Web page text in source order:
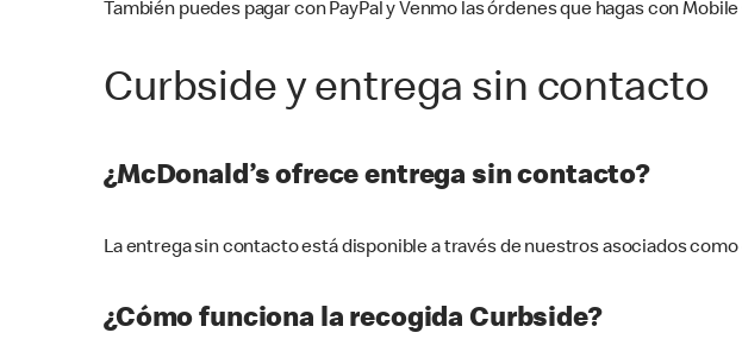
También puedes pagar con PayPal y Venmo las órdenes que hagas con Mobile
Curbside y entrega sin contacto
¿McDonald’s ofrece entrega sin contacto?
La entrega sin contacto está disponible a través de nuestros asociados
¿Cómo funciona la recogida Curbside?